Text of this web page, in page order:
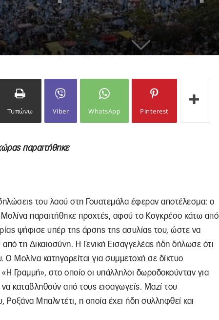
Τυπώνω Viber WhatsApp Pinterest
παραιτήθηκε
του λαού στη Γουατεμάλα έφεραν αποτέλεσμα: ο
παραιτήθηκε προχτές, αφού το Κογκρέσο κάτω από
ψήφισε υπέρ της άρσης της ασυλίας του, ώστε να
τη Δικαιοσύνη. Η Γενική Εισαγγελέας ήδη δήλωσε ότι
Μολίνα κατηγορείται για συμμετοχή σε δίκτυο
Γραμμή», στο οποίο οι υπάλληλοι δωροδοκούνταν για
καταβληθούν από τους εισαγωγείς. Μαζί του
Ροξάνα Μπαλντέτι, η οποία έχει ήδη συλληφθεί και